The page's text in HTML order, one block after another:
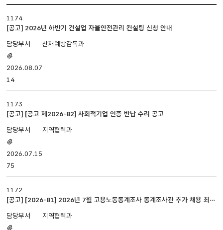
게시판
입니다.
번호,
제목,
담당부서,
첨부파일,
등록일,
조회로
있습니다.
1174
[공고] 2026년 하반기 건설업 자율안전관리 컨설팅 신청 안내
산재예방감독과
있음
2026.08.07
14
1173
[공고] [공고 제2026-82] 사회적기업 인증 반납 수리 공고
지역협력과
있음
2026.07.15
75
1172
[공고] [2026-81] 2026년 7월 고용노동통계조사 통계조사관 추가 채용 최종
지역협력과